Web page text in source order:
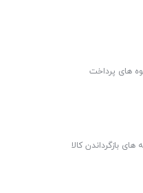
های پرداخت
های بازگرداندن کالا